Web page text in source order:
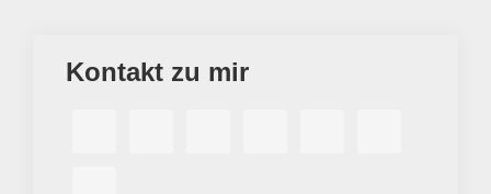
Kontakt zu mir